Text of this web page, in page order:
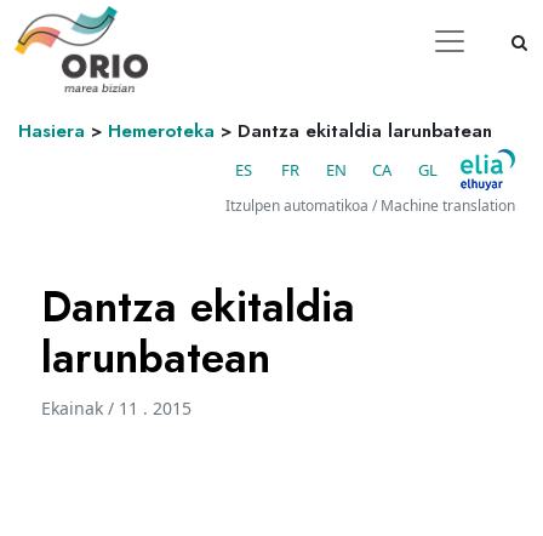
Hasiera > Hemeroteka > Dantza ekitaldia larunbatean
ES FR EN CA GL
Itzulpen automatikoa / Machine translation
Dantza ekitaldia
larunbatean
Ekainak / 11 . 2015